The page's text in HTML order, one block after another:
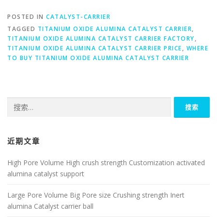
POSTED IN CATALYST-CARRIER
TAGGED TITANIUM OXIDE ALUMINA CATALYST CARRIER,
TITANIUM OXIDE ALUMINA CATALYST CARRIER FACTORY,
TITANIUM OXIDE ALUMINA CATALYST CARRIER PRICE, WHERE
TO BUY TITANIUM OXIDE ALUMINA CATALYST CARRIER
索：
近期文章
High Pore Volume High crush strength Customization activated
alumina catalyst support
Large Pore Volume Big Pore size Crushing strength Inert
alumina Catalyst carrier ball